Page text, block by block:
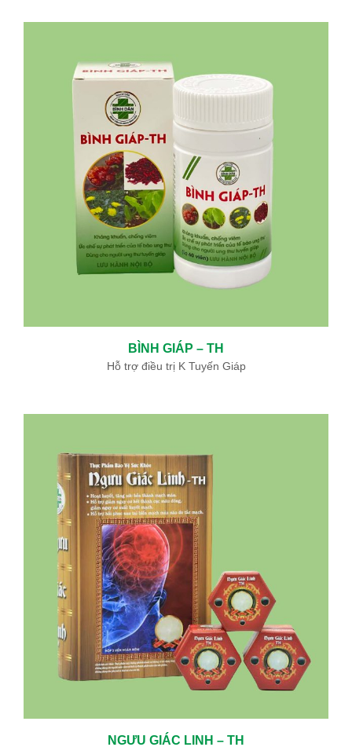
BÌNH GIÁP – TH
Hỗ trợ điều trị K Tuyến Giáp
NGƯU GIÁC LINH – TH